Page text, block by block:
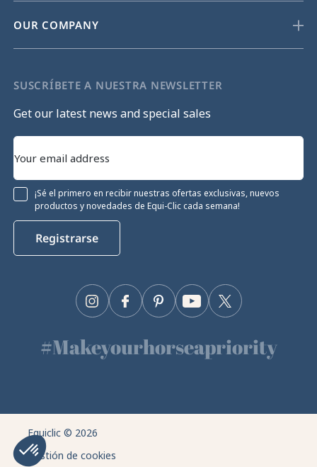
OUR COMPANY
SUSCRÍBETE A NUESTRA NEWSLETTER
Get our latest news and special sales
¡Sé el primero en recibir nuestras ofertas exclusivas, nuevos
productos y novedades de Equi-Clic cada semana!
Registrarse
Facebook Twitter
YouTube
Pinterest
Instagram
#Makeyourhorseapriority
Equiclic © 2026
Gestión de cookies